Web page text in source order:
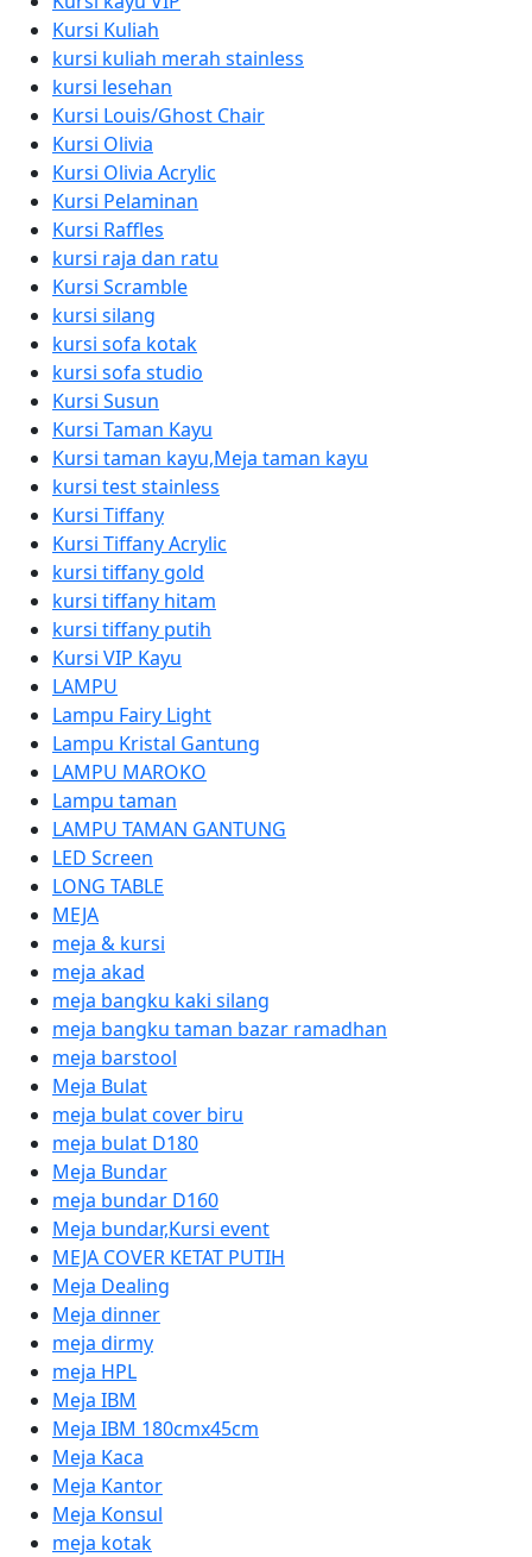
Kursi Kuliah
kursi kuliah merah stainless
kursi lesehan
Kursi Louis/Ghost Chair
Kursi Olivia
Kursi Olivia Acrylic
Kursi Pelaminan
Kursi Raffles
kursi raja dan ratu
Kursi Scramble
kursi silang
kursi sofa kotak
kursi sofa studio
Kursi Susun
Kursi Taman Kayu
Kursi taman kayu,Meja taman kayu
kursi test stainless
Kursi Tiffany
Kursi Tiffany Acrylic
kursi tiffany gold
kursi tiffany hitam
kursi tiffany putih
Kursi VIP Kayu
LAMPU
Lampu Fairy Light
Lampu Kristal Gantung
LAMPU MAROKO
Lampu taman
LAMPU TAMAN GANTUNG
LED Screen
LONG TABLE
MEJA
meja & kursi
meja akad
meja bangku kaki silang
meja bangku taman bazar ramadhan
meja barstool
Meja Bulat
meja bulat cover biru
meja bulat D180
Meja Bundar
meja bundar D160
Meja bundar,Kursi event
MEJA COVER KETAT PUTIH
Meja Dealing
Meja dinner
meja dirmy
meja HPL
Meja IBM
Meja IBM 180cmx45cm
Meja Kaca
Meja Kantor
Meja Konsul
meja kotak